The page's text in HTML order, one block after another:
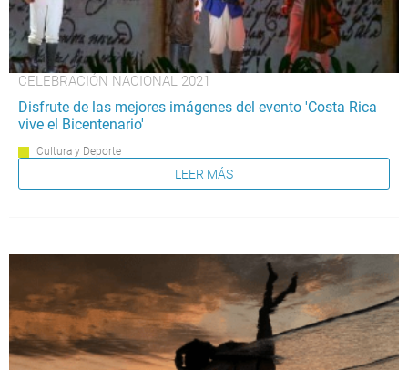
CELEBRACIÓN NACIONAL 2021
Disfrute de las mejores imágenes del evento 'Costa Rica
vive el Bicentenario'
Cultura y Deporte
LEER MÁS